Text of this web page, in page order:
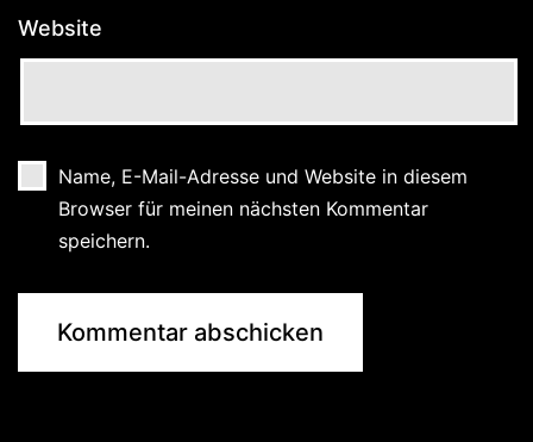
Website
Name, E-Mail-Adresse und Website in diesem
Browser für meinen nächsten Kommentar
speichern.